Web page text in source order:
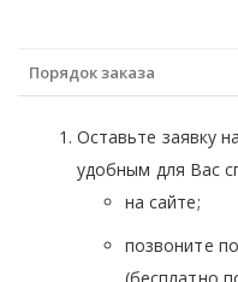
Порядок заказа
Оставьте заявку
удобным для Вас
на сайте;
позвоните